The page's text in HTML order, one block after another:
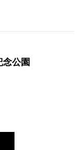
念公園